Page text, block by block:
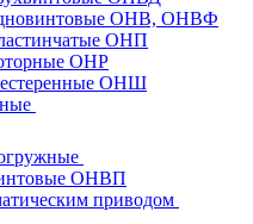
ОНВ, ОНВФ
ОНП
ОНР
ОНШ
ОНВП
приводом